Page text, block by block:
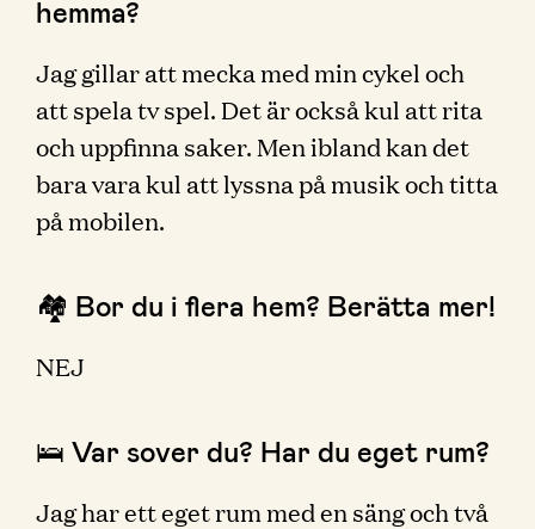
hemma?
Jag gillar att mecka med min cykel och
att spela tv spel. Det är också kul att rita
och uppfinna saker. Men ibland kan det
bara vara kul att lyssna på musik och titta
på mobilen.
🏘 Bor du i flera hem? Berätta mer!
NEJ
🛌 Var sover du? Har du eget rum?
Jag har ett eget rum med en säng och två